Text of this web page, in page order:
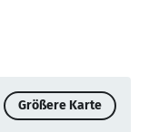
Größere Karte